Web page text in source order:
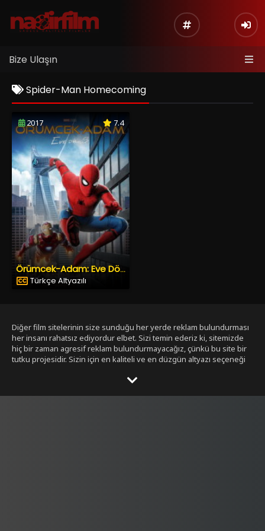
Bize Ulaşın
Spider-Man Homecoming
2017 7.4
Örümcek-Adam: Eve Dönüş
Türkçe Altyazılı
Diğer film sitelerinin size sunduğu her yerde reklam bulundurması
her insanı rahatsız ediyordur elbet. Sizi temin ederiz ki, sitemizde
hiç bir zaman agresif reklam bulundurmayacağız, çünkü bu site bir
tutku projesidir. Sizin için en kaliteli ve en düzgün altyazı seçeneği